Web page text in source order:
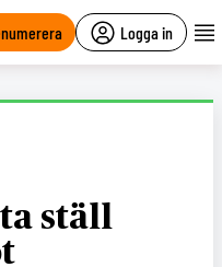
Logga in
ställ